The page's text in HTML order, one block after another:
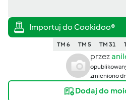
TM 6 TM 5 TM 31
przez
zmieniono
Dodaj do